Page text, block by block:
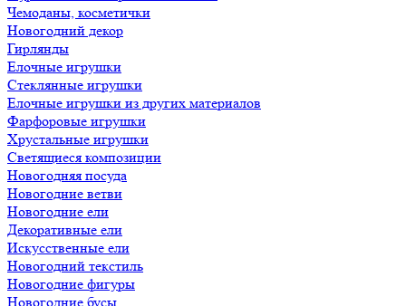
Чемоданы, косметички
Новогодний декор
Гирлянды
Елочные игрушки
Стеклянные игрушки
Елочные игрушки из других материалов
Фарфоровые игрушки
Хрустальные игрушки
Светящиеся композиции
Новогодняя посуда
Новогодние ветви
Новогодние ели
Декоративные ели
Искусственные ели
Новогодний текстиль
Новогодние фигуры
Новогодние бусы